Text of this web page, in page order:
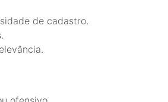
de cadastro.